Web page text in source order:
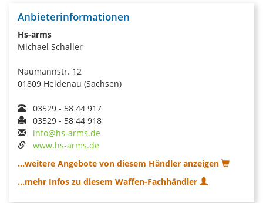
Anbieterinformationen
Hs-arms
Michael Schaller
Naumannstr. 12
01809 Heidenau (Sachsen)
03529 - 58 44 917
03529 - 58 44 918
info@hs-arms.de
www.hs-arms.de
...weitere Angebote von diesem Händler anzeigen
...mehr Infos zu diesem Waffen-Fachhändler